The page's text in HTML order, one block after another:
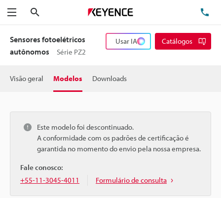
Menu
Sensores fotoelétricos
autônomos
Série PZ2
Usar IA Catálogos
Visão geral Modelos Downloads
Este modelo foi descontinuado.
A conformidade com os padrões de certificação é
garantida no momento do envio pela nossa empresa.
Fale conosco:
+55-11-3045-4011
Formulário de consulta